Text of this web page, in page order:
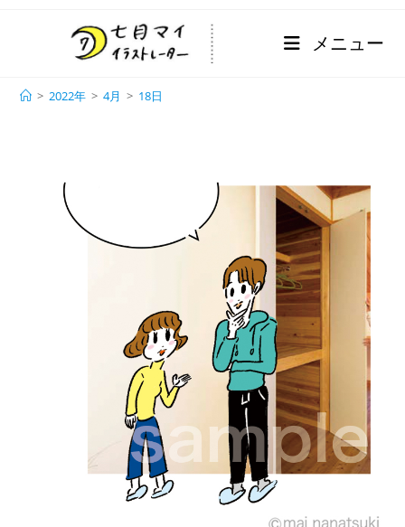
メニュー
> 2022年 > 4月 > 18日